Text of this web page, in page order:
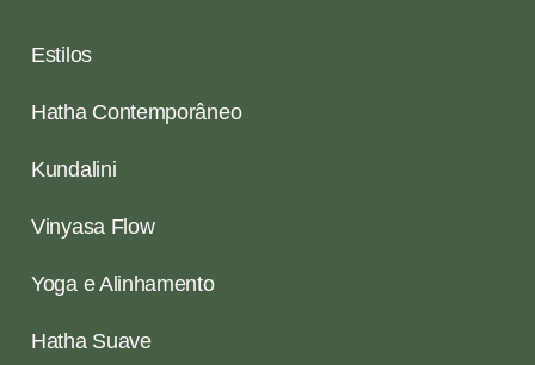
Estilos
Hatha Contemporâneo
Kundalini
Vinyasa Flow
Yoga e Alinhamento
Hatha Suave